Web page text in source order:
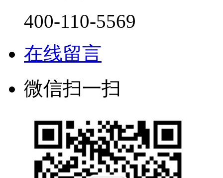
400-110-5569
在线留言
微信扫一扫